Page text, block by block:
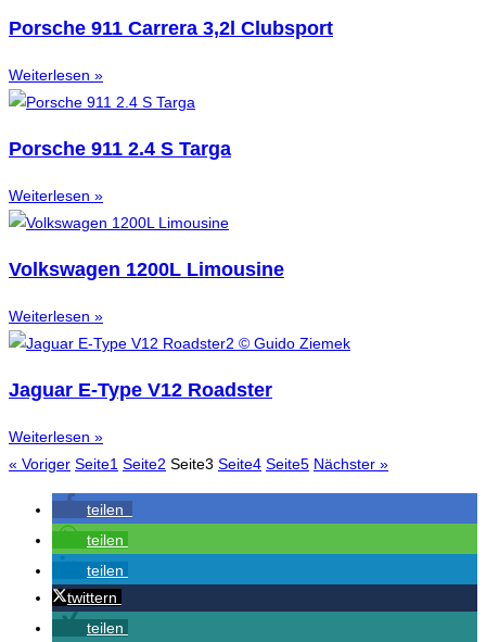
Porsche 911 Carrera 3,2l Clubsport
Weiterlesen »
Porsche 911 2.4 S Targa
Weiterlesen »
Volkswagen 1200L Limousine
Weiterlesen »
Jaguar E-Type V12 Roadster
Weiterlesen »
« Voriger Seite1 Seite2 Seite3 Seite4 Seite5 Nächster »
teilen
teilen
teilen
twittern
teilen